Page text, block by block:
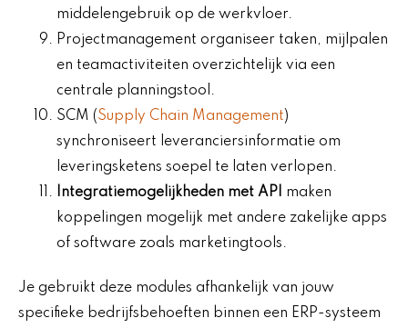
middelengebruik op de werkvloer.
Projectmanagement organiseer taken, mijlpalen
en teamactiviteiten overzichtelijk via een
centrale planningstool.
SCM (Supply Chain Management)
synchroniseert leveranciersinformatie om
leveringsketens soepel te laten verlopen.
Integratiemogelijkheden met API
maken
koppelingen mogelijk met andere zakelijke apps
of software zoals marketingtools.
Je gebruikt deze modules afhankelijk van jouw
specifieke bedrijfsbehoeften binnen een ERP-systeem